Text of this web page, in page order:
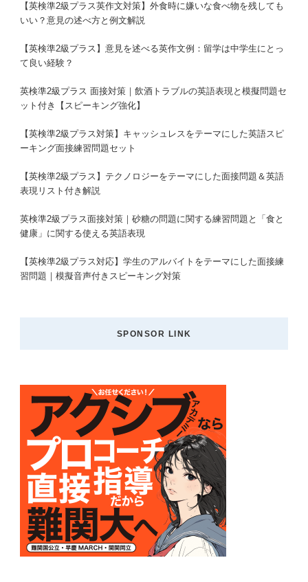
【英検準2級プラス英作文対策】外食時に嫌いな食べ物を残しても
いい？意見の述べ方と例文解説
【英検準2級プラス】意見を述べる英作文例：留学は中学生にとっ
て良い経験？
英検準2級プラス 面接対策｜飲酒トラブルの英語表現と模擬問題セ
ット付き【スピーキング強化】
【英検準2級プラス対策】キャッシュレスをテーマにした英語スピ
ーキング面接練習問題セット
【英検準2級プラス】テクノロジーをテーマにした面接問題＆英語
表現リスト付き解説
英検準2級プラス面接対策｜砂糖の問題に関する練習問題と「食と
健康」に関する使える英語表現
【英検準2級プラス対応】学生のアルバイトをテーマにした面接練
習問題｜模擬音声付きスピーキング対策
SPONSOR LINK